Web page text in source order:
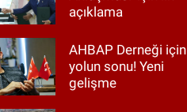
açıklama
AHBAP Derneği için
yolun sonu! Yeni
gelişme